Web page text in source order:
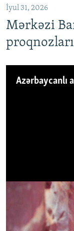
İyul 31, 2026
Mərkəzi